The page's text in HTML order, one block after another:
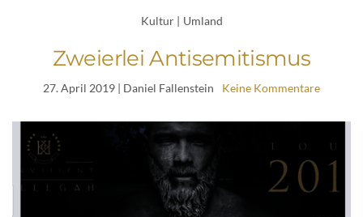
Kultur | Umland
Zweierlei Antisemitismus
27. April 2019 | Daniel Fallenstein Keine Kommentare